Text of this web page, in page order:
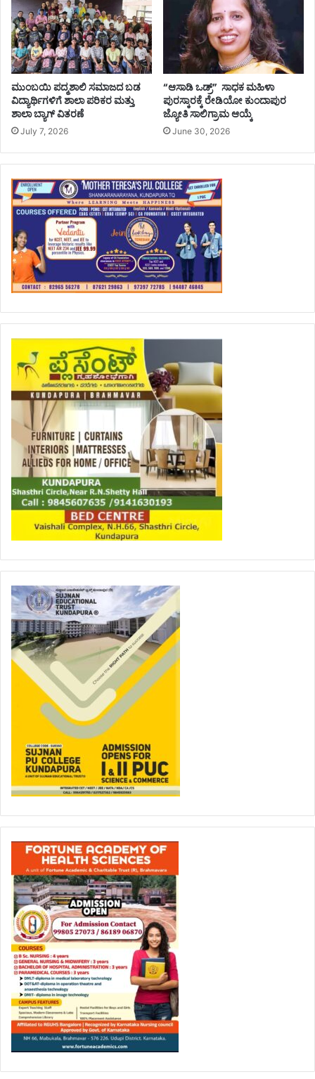
ಮುಂಬಯಿ ಪದ್ಮಶಾಲಿ ಸಮಾಜದ ಬಡ
ವಿದ್ಯಾರ್ಥಿಗಳಿಗೆ ಶಾಲಾ ಪರಿಕರ ಮತ್ತು
ಶಾಲಾ ಬ್ಯಾಗ್‌ ವಿತರಣೆ
July 7, 2026
“ಆಸಾಡಿ ಒಡ್ರ್” ಸಾಧಕ ಮಹಿಳಾ
ಪುರಸ್ಕಾರಕ್ಕೆ ರೇಡಿಯೋ ಕುಂದಾಪುರ
ಜ್ಯೋತಿ ಸಾಲಿಗ್ರಾಮ ಆಯ್ಕೆ
June 30, 2026